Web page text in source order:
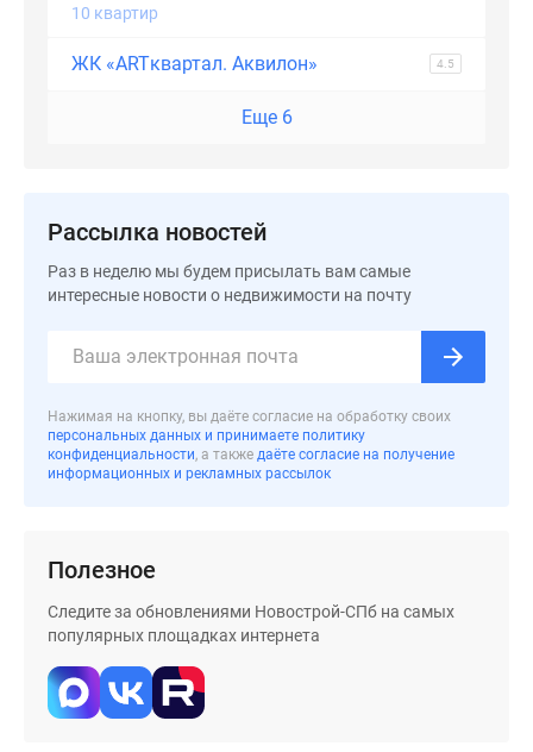
10 квартир
ЖК «ARTквартал. Аквилон» 4.5
Еще 6
Рассылка новостей
Раз в неделю мы будем присылать вам самые
интересные новости о недвижимости на почту
Нажимая на кнопку, вы даёте согласие на обработку своих
персональных данных и принимаете политику
конфиденциальности , а также даёте согласие на получение
информационных и рекламных рассылок
Полезное
Следите за обновлениями Новострой-СПб на самых
популярных площадках интернета